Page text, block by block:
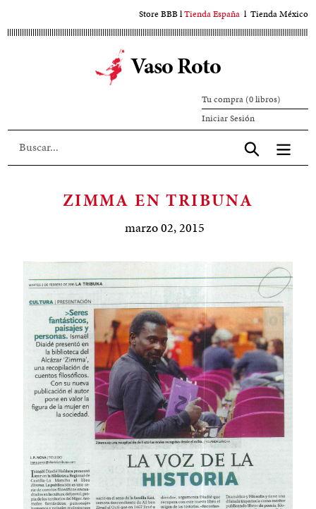
al
Store BBBlTienda España l Tienda México
Vaso Roto
Tu compra (0 libros)
Iniciar SesiónIniciar
sesión
Aceptar
ZIMMA EN TRIBUNA
marzo 02, 2015